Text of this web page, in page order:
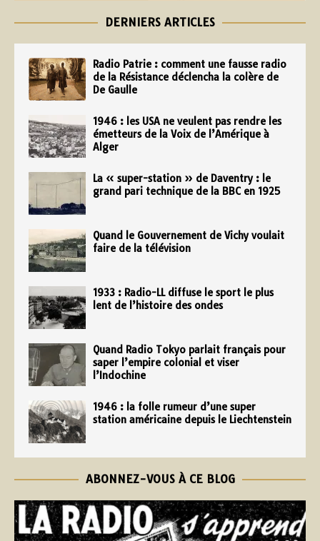
DERNIERS ARTICLES
Radio Patrie : comment une fausse radio
de la Résistance déclencha la colère de
De Gaulle
1946 : les USA ne veulent pas rendre les
émetteurs de la Voix de l’Amérique à
Alger
La « super-station » de Daventry : le
grand pari technique de la BBC en 1925
Quand le Gouvernement de Vichy voulait
faire de la télévision
1933 : Radio-LL diffuse le sport le plus
lent de l’histoire des ondes
Quand Radio Tokyo parlait français pour
saper l’empire colonial et viser
l’Indochine
1946 : la folle rumeur d’une super
station américaine depuis le Liechtenstein
ABONNEZ-VOUS À CE BLOG